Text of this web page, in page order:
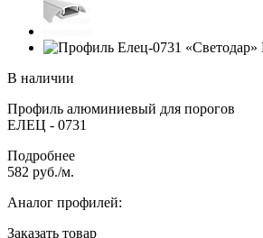
В наличии
Профиль алюминиевый для порогов
ЕЛЕЦ - 0731
Подробнее
582 руб./м.
Аналог профилей:
Заказать товар